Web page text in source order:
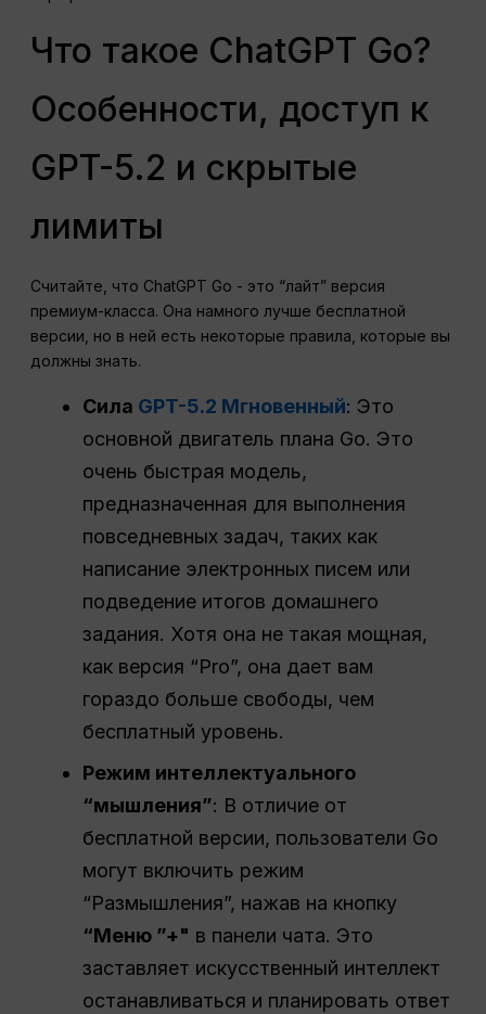
Что такое ChatGPT Go?
Особенности, доступ к
GPT-5.2 и скрытые
лимиты
Считайте, что ChatGPT Go - это “лайт” версия
премиум-класса. Она намного лучше бесплатной
версии, но в ней есть некоторые правила, которые вы
должны знать.
Сила GPT-5.2 Мгновенный: Это
основной двигатель плана Go. Это
очень быстрая модель,
предназначенная для выполнения
повседневных задач, таких как
написание электронных писем или
подведение итогов домашнего
задания. Хотя она не такая мощная,
как версия “Pro”, она дает вам
гораздо больше свободы, чем
бесплатный уровень.
Режим интеллектуального
“мышления”: В отличие от
бесплатной версии, пользователи Go
могут включить режим
“Размышления”, нажав на кнопку
“Меню ”+" в панели чата. Это
заставляет искусственный интеллект
останавливаться и планировать ответ